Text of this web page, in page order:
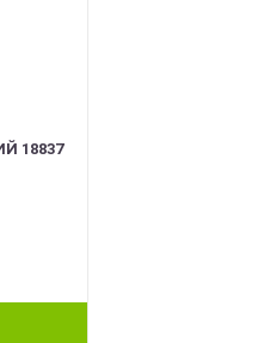
18837